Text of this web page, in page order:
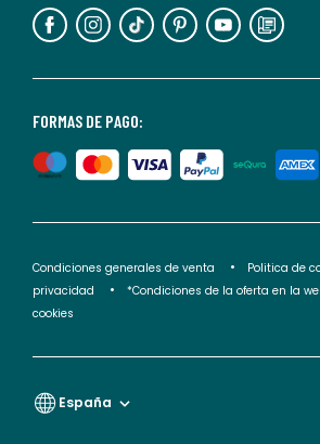
de
FORMAS DE PAGO:
Condiciones generales de venta Politica de
privacidad
*Condiciones de la oferta en la
cookies
España